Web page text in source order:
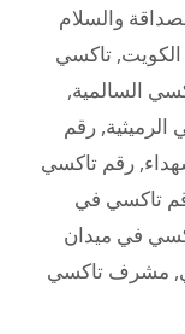
والسلام
, تاكسي
السالمية,
, رقم
, رقم تاكسي
تاكسي في
في ميدان
, مشرف تاكسي